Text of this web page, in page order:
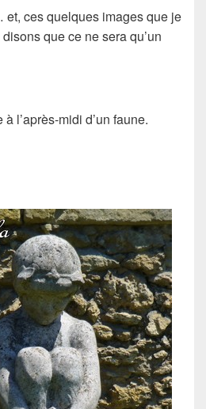
ces quelques images que je
que ce ne sera qu’un
l’après-midi d’un faune.